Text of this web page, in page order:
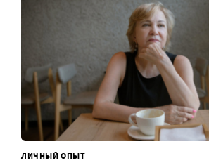
ЛИЧНЫЙ ОПЫТ